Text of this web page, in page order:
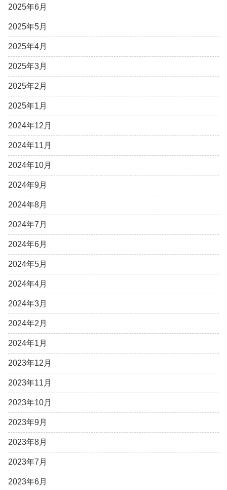
2025年6月
2025年5月
2025年4月
2025年3月
2025年2月
2025年1月
2024年12月
2024年11月
2024年10月
2024年9月
2024年8月
2024年7月
2024年6月
2024年5月
2024年4月
2024年3月
2024年2月
2024年1月
2023年12月
2023年11月
2023年10月
2023年9月
2023年8月
2023年7月
2023年6月